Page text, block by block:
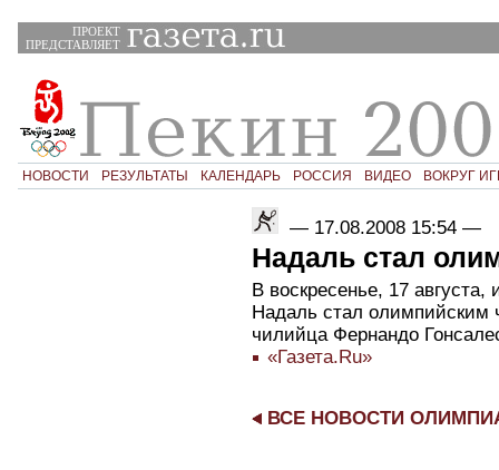
ПРОЕКТ
ПРЕДСТАВЛЯЕТ
НОВОСТИ РЕЗУЛЬТАТЫ КАЛЕНДАРЬ РОССИЯ ВИДЕО ВОКРУГ
— 17.08.2008 15:54 —
Надаль стал
В воскресенье, 17
Надаль стал олимпийским
чилийца Фернандо
«Газета.Ru»
ВСЕ НОВОСТИ